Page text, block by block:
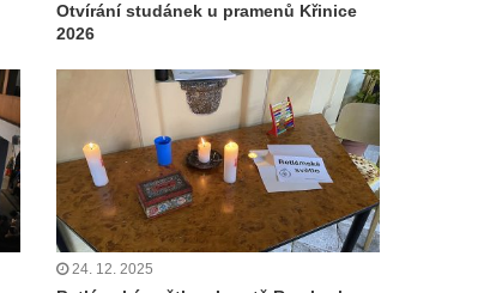
Otvírání studánek u pramenů Křinice
2026
24. 12. 2025